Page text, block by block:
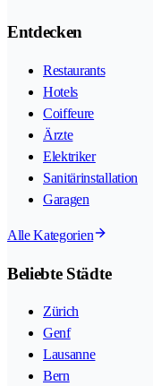
Entdecken
Restaurants
Hotels
Coiffeure
Ärzte
Elektriker
Sanitärinstallation
Garagen
Alle Kategorien
Beliebte Städte
Zürich
Genf
Lausanne
Bern